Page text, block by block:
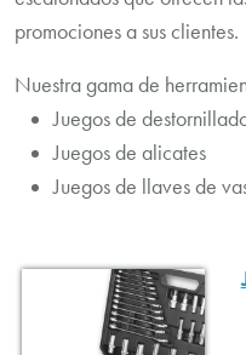
promociones a sus clientes.
Nuestra gama de
Juegos de
Juegos de alicates
Juegos de llaves de